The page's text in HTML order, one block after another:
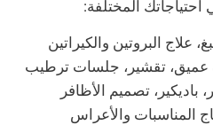
المختلفة:
علاج البروتين والكيراتين
عميق، تقشير، جلسات ترطيب
باديكير، تصميم الأظافر
المناسبات والأعراس